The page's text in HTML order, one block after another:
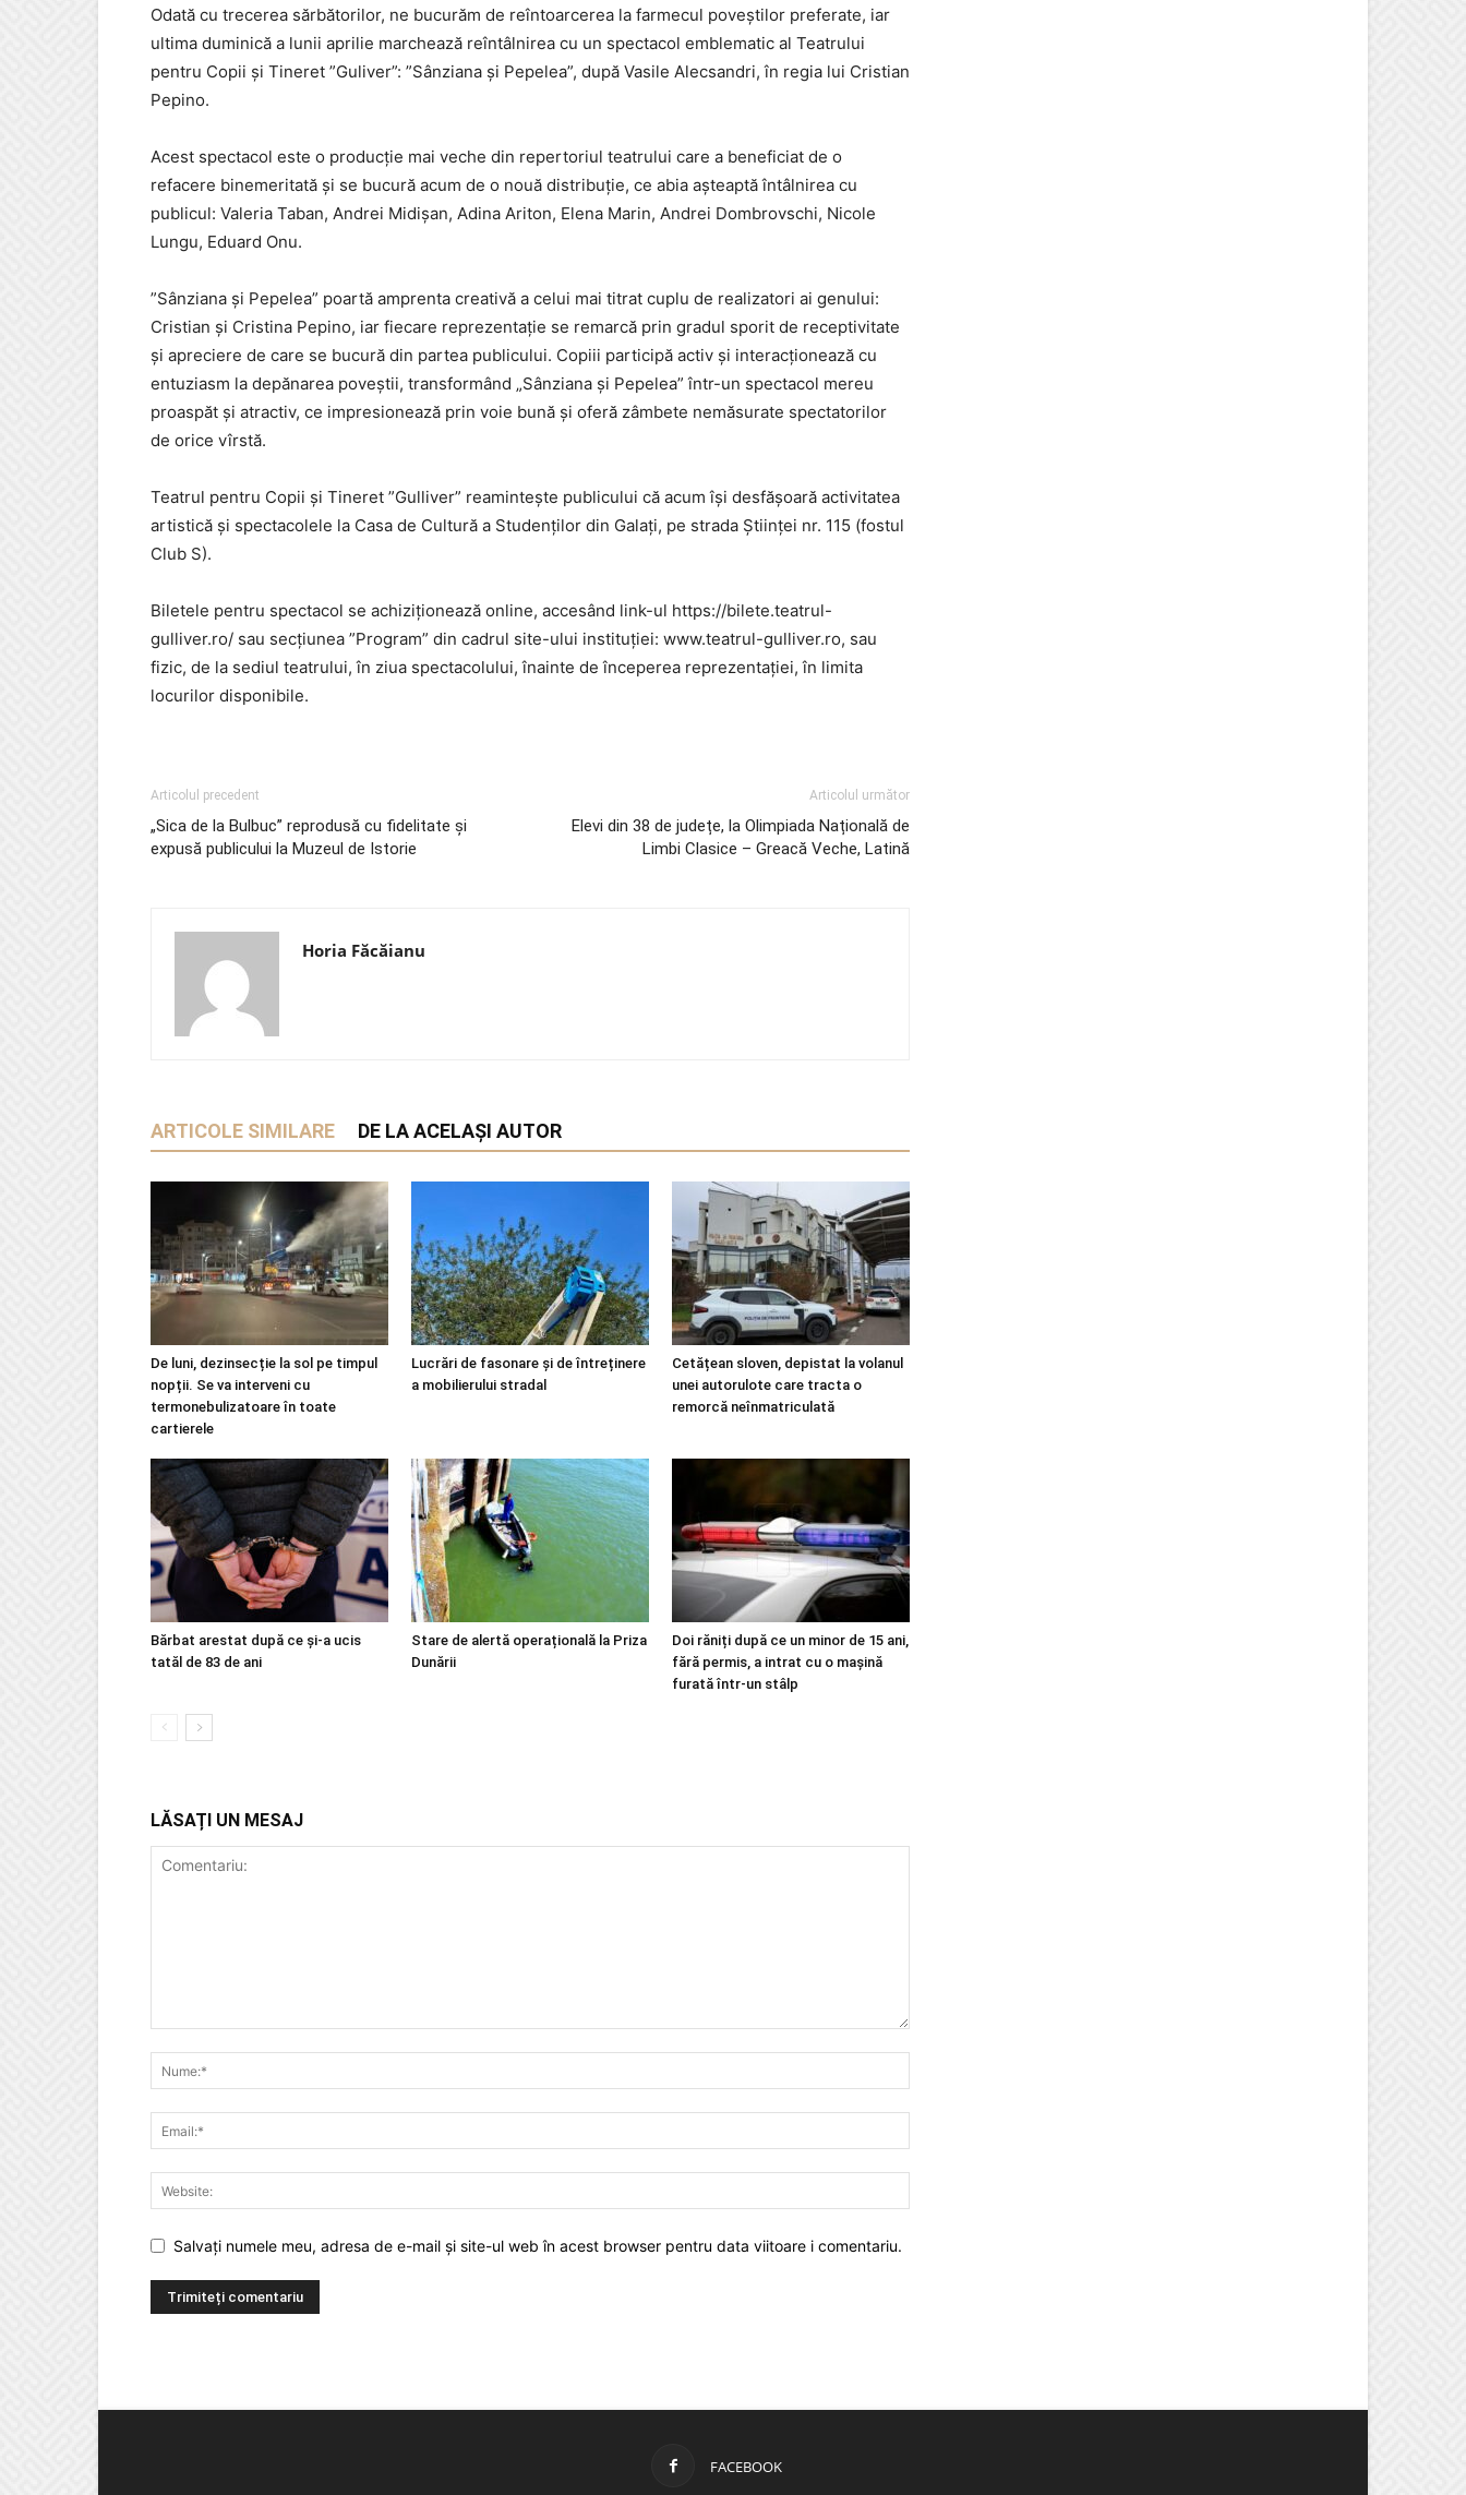
Odată cu trecerea sărbătorilor, ne bucurăm de reîntoarcerea la farmecul poveștilor preferate, iar
ultima duminică a lunii aprilie marchează reîntâlnirea cu un spectacol emblematic al Teatrului
pentru Copii și Tineret ”Guliver”: ”Sânziana și Pepelea”, după Vasile Alecsandri, în regia lui Cristian
Pepino.
Acest spectacol este o producție mai veche din repertoriul teatrului care a beneficiat de o
refacere binemeritată și se bucură acum de o nouă distribuție, ce abia așteaptă întâlnirea cu
publicul: Valeria Taban, Andrei Midișan, Adina Ariton, Elena Marin, Andrei Dombrovschi, Nicole
Lungu, Eduard Onu.
”Sânziana și Pepelea” poartă amprenta creativă a celui mai titrat cuplu de realizatori ai genului:
Cristian și Cristina Pepino, iar fiecare reprezentație se remarcă prin gradul sporit de receptivitate
și apreciere de care se bucură din partea publicului. Copiii participă activ și interacționează cu
entuziasm la depănarea poveștii, transformând „Sânziana şi Pepelea” într-un spectacol mereu
proaspăt și atractiv, ce impresionează prin voie bună și oferă zâmbete nemăsurate spectatorilor
de orice vîrstă.
Teatrul pentru Copii și Tineret ”Gulliver” reamintește publicului că acum își desfășoară activitatea
artistică și spectacolele la Casa de Cultură a Studenților din Galați, pe strada Științei nr. 115 (fostul
Club S).
Biletele pentru spectacol se achiziționează online, accesând link-ul https://bilete.teatrul-
gulliver.ro/ sau secțiunea ”Program” din cadrul site-ului instituției: www.teatrul-gulliver.ro, sau
fizic, de la sediul teatrului, în ziua spectacolului, înainte de începerea reprezentației, în limita
locurilor disponibile.
Articolul precedent
„Sica de la Bulbuc” reprodusă cu fidelitate și
expusă publicului la Muzeul de Istorie
Articolul următor
Elevi din 38 de județe, la Olimpiada Națională de
Limbi Clasice – Greacă Veche, Latină
Horia Făcăianu
ARTICOLE SIMILARE DE LA ACELAȘI AUTOR
De luni, dezinsecție la sol pe timpul
nopții. Se va interveni cu
termonebulizatoare în toate
cartierele
Lucrări de fasonare și de întreținere
a mobilierului stradal
Cetățean sloven, depistat la volanul
unei autorulote care tracta o
remorcă neînmatriculată
Bărbat arestat după ce și-a ucis
tatăl de 83 de ani
Stare de alertă operațională la Priza
Dunării
Doi răniți după ce un minor de 15 ani,
fără permis, a intrat cu o mașină
furată într-un stâlp
LĂSAȚI UN MESAJ
Salvați numele meu, adresa de e-mail și site-ul web în acest browser pentru data viitoare i comentariu.
FACEBOOK